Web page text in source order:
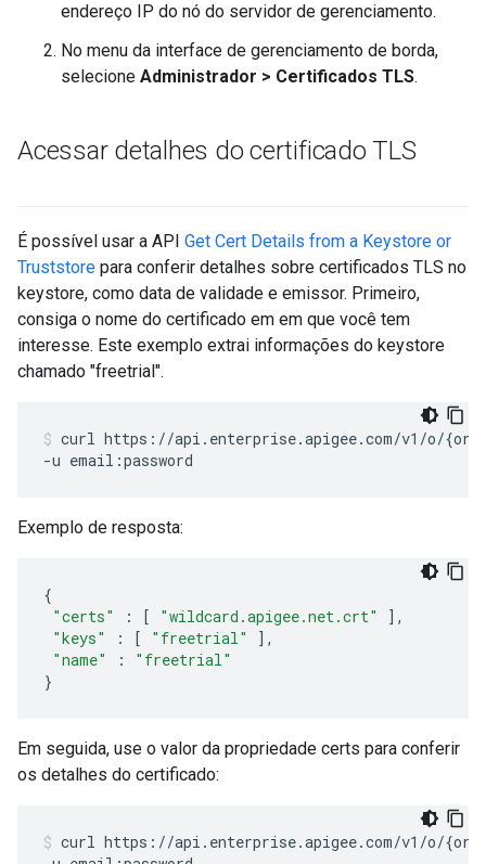
endereço IP do nó do servidor de gerenciamento.
No menu da interface de gerenciamento de borda,
selecione Administrador > Certificados TLS.
Acessar detalhes do certificado TLS
É possível usar a API Get Cert Details from a Keystore or
Truststore para conferir detalhes sobre certificados TLS no
keystore, como data de validade e emissor. Primeiro,
consiga o nome do certificado em em que você tem
interesse. Este exemplo extrai informações do keystore
chamado "freetrial".
curl https://api.enterprise.apigee.com/v1/o/
-u email:password
Exemplo de resposta:
{
"certs"
: [ "wildcard.apigee.net.crt"
],
"keys"
: [ "freetrial"
],
"name"
:
"freetrial"
}
Em seguida, use o valor da propriedade certs para conferir
os detalhes do certificado:
curl https://api.enterprise.apigee.com/v1/o/